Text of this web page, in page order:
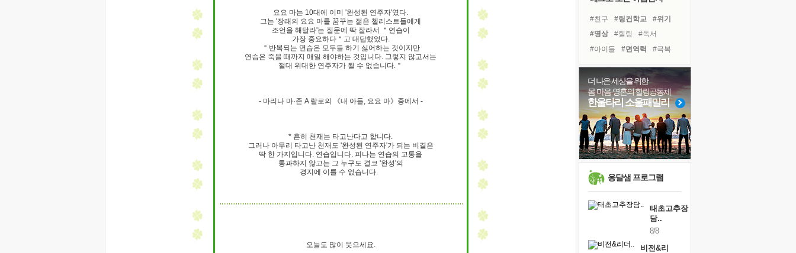
요요 마는 10대에 이미 '완성된 연주자'였다.
그는 '장래의 요요 마를 꿈꾸는 젊은 첼리스트들에게
조언을 해달라'는 질문에 딱 잘라서 ＂연습이
가장 중요하다＂고 대답했었다.
＂반복되는 연습은 모두들 하기 싫어하는 것이지만
연습은 죽을 때까지 매일 해야하는 것입니다. 그렇지 않고서는
절대 위대한 연주자가 될 수 없습니다.＂
- 마리나 마·존 A 랄로의 《내 아들, 요요 마》중에서 -
* 흔히 천재는 타고난다고 합니다.
그러나 아무리 타고난 천재도 '완성된 연주자'가 되는 비결은
딱 한 가지입니다. 연습입니다. 피나는 연습의 고통을
통과하지 않고는 그 누구도 결코 '완성'의
경지에 이를 수 없습니다.
오늘도 많이 웃으세요.
꿈이 실제가 되는 것
'말 타는 법'을 먼저
아픈 아버지를 위한 공간 설계
졸업식 사진을 보며
극심한 변비, 어깨결림, 수면 장애
보고 싶은 어머니
마음이 멈춰 버린 곳
유년 시절의 부산 영도 바다
못된 꼰대들
#친구 #링컨학교
#위기
#명상
#힐링
#독서
#아이들
#면역력
#극복
#경험
#다짐
#비전캠프
#사람
#리더
#삶
#유튜브
#희망
#건강
#독서캠프
#도움 #나눔
더 나은 세상을 위한
몸·마음·영혼의 힐링공동체
한울타리 소울패밀리
옹달샘 프로그램
태초고추장
담..
8/8
비전&리